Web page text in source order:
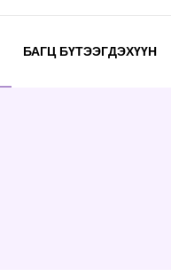
БАГЦ БҮТЭЭГДЭХҮҮН